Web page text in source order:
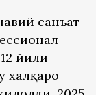
санъат
йили
халқаро